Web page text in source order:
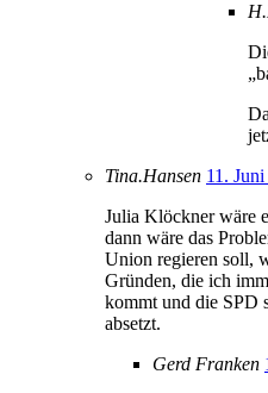
Tina.Hansen 11.
Julia Klöckner wäre
dann wäre das
Union regieren soll,
Gründen, die ich
kommt und die SPD
absetzt.
Gerd Franken